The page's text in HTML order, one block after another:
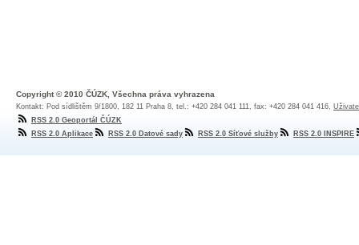
Copyright © 2010 ČÚZK, Všechna práva vyhrazena
Kontakt: Pod sídlištěm 9/1800, 182 11 Praha 8, tel.: +420 284 041 111, fax: +420 284 041 416,
RSS 2.0 Geoportál ČÚZK
RSS 2.0 Aplikace
RSS 2.0 Datové sady RSS 2.0 Síťové služby RSS 2.0 INSPIRE